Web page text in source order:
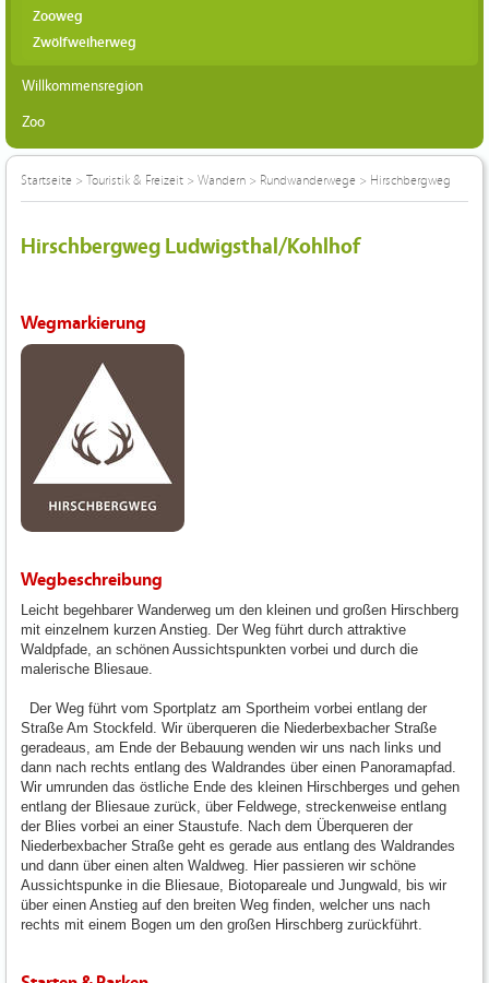
Zooweg
Zwölfweiherweg
Willkommensregion
Zoo
Startseite > Touristik & Freizeit > Wandern > Rundwanderwege > Hirschbergweg
Hirschbergweg Ludwigsthal/Kohlhof
Wegmarkierung
Wegbeschreibung
Leicht begehbarer Wanderweg um den kleinen und großen Hirschberg
mit einzelnem kurzen Anstieg. Der Weg führt durch attraktive
Waldpfade, an schönen Aussichtspunkten vorbei und durch die
malerische Bliesaue.
Der Weg führt vom Sportplatz am Sportheim vorbei entlang der
Straße Am Stockfeld. Wir überqueren die Niederbexbacher Straße
geradeaus, am Ende der Bebauung wenden wir uns nach links und
dann nach rechts entlang des Waldrandes über einen Panoramapfad.
Wir umrunden das östliche Ende des kleinen Hirschberges und gehen
entlang der Bliesaue zurück, über Feldwege, streckenweise entlang
der Blies vorbei an einer Staustufe. Nach dem Überqueren der
Niederbexbacher Straße geht es gerade aus entlang des Waldrandes
und dann über einen alten Waldweg. Hier passieren wir schöne
Aussichtspunke in die Bliesaue, Biotopareale und Jungwald, bis wir
über einen Anstieg auf den breiten Weg finden, welcher uns nach
rechts mit einem Bogen um den großen Hirschberg zurückführt.